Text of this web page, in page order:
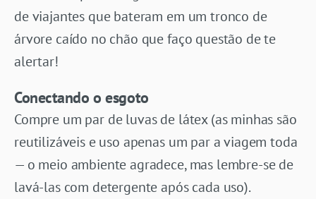
de viajantes que bateram em um tronco de
árvore caído no chão que faço questão de te
alertar!
Conectando o esgoto
Compre um par de luvas de látex (as minhas são
reutilizáveis e uso apenas um par a viagem toda
— o meio ambiente agradece, mas lembre-se de
lavá-las com detergente após cada uso).